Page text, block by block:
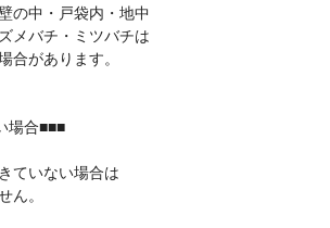
の中・戸袋内・地中
メバチ・ミツバチは
合があります。
場合■■■
ていない場合は
ん。